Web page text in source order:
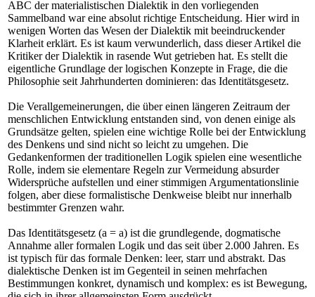
ABC der materialistischen Dialektik in den vorliegenden
Sammelband war eine absolut richtige Entscheidung. Hier wird in
wenigen Worten das Wesen der Dialektik mit beeindruckender
Klarheit erklärt. Es ist kaum verwunderlich, dass dieser Artikel die
Kritiker der Dialektik in rasende Wut getrieben hat. Es stellt die
eigentliche Grundlage der logischen Konzepte in Frage, die die
Philosophie seit Jahrhunderten dominieren: das Identitätsgesetz.
Die Verallgemeinerungen, die über einen längeren Zeitraum der
menschlichen Entwicklung entstanden sind, von denen einige als
Grundsätze gelten, spielen eine wichtige Rolle bei der Entwicklung
des Denkens und sind nicht so leicht zu umgehen. Die
Gedankenformen der traditionellen Logik spielen eine wesentliche
Rolle, indem sie elementare Regeln zur Vermeidung absurder
Widersprüche aufstellen und einer stimmigen Argumentationslinie
folgen, aber diese formalistische Denkweise bleibt nur innerhalb
bestimmter Grenzen wahr.
Das Identitätsgesetz (a = a) ist die grundlegende, dogmatische
Annahme aller formalen Logik und das seit über 2.000 Jahren. Es
ist typisch für das formale Denken: leer, starr und abstrakt. Das
dialektische Denken ist im Gegenteil in seinen mehrfachen
Bestimmungen konkret, dynamisch und komplex: es ist Bewegung,